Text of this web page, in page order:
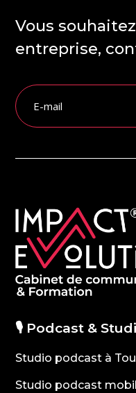
i
e
Vous
entreprise,
🎙️ Podcast &
Studio podcast à
Studio podcast